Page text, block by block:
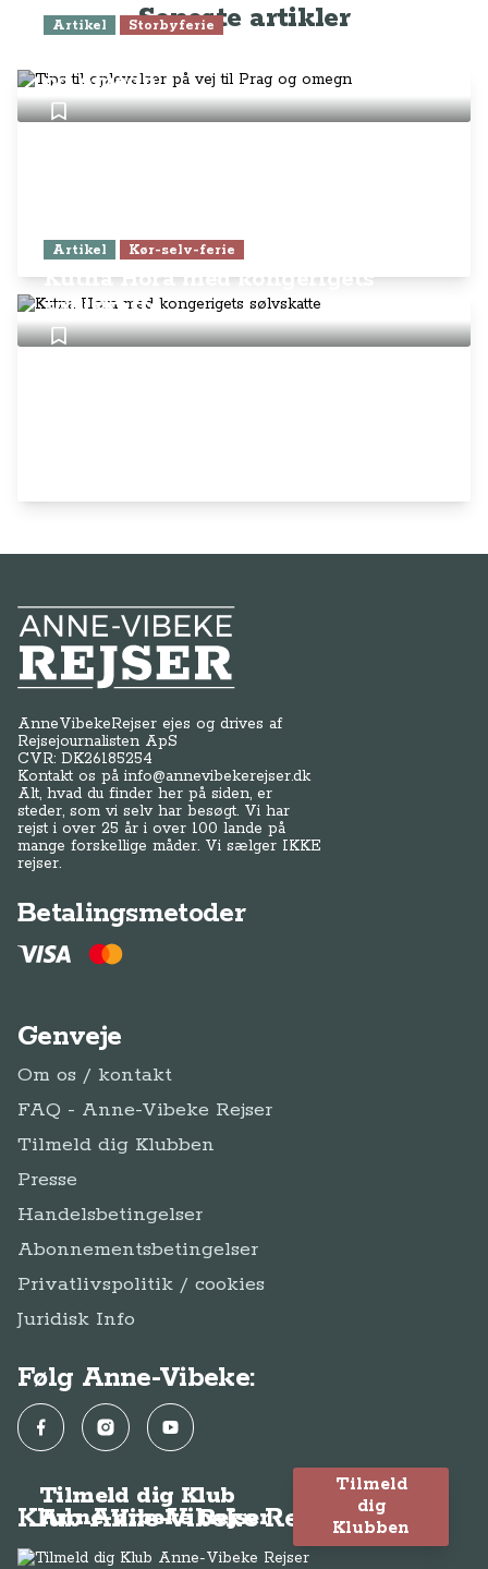
Seneste artikler
Artikel Storbyferie
og omegn
Artikel Kør-selv-ferie
Kutna Hora med kongerigets
sølvskatte
Anne-Vibeke Rejser
AnneVibekeRejser ejes og drives af
Rejsejournalisten ApS
CVR: DK26185254
Kontakt os påinfo@annevibekerejser.dk
Alt, hvad du finder her på siden, er
steder, som vi selv har besøgt. Vi har
rejst i over 25 år i over 100 lande på
mange forskellige måder. Vi sælger IKKE
rejser.
Betalingsmetoder
Genveje
Om os / kontakt
FAQ - Anne-Vibeke Rejser
Tilmeld dig Klubben
Presse
Handelsbetingelser
Abonnementsbetingelser
Privatlivspolitik / cookies
Juridisk Info
Følg Anne-Vibeke:
FacebookInstagramYouTube
Klub Anne-Vibeke Rejser
Tilmeld dig Klub
Anne-Vibeke Rejser
Tilmeld
dig
Klubben